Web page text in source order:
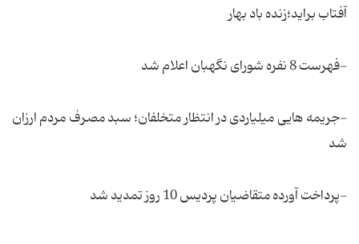
آفتاب براید؛زنده باد بهار
-فهرست 8 نفره شورای نگهبان اعلام شد
-جریمه هایی میلیاردی در انتظار متخلفان؛ سبد مصرف مردم ارزان
شد
-پرداخت آورده متقاضیان پردیس 10 روز تمدید شد